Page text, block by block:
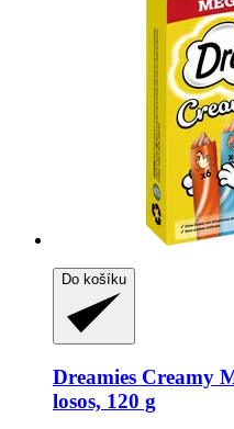
Do košíku
Dreamies Creamy
losos, 120 g